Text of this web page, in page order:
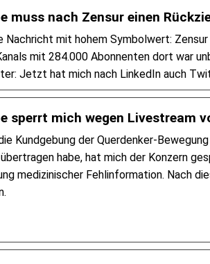
muss nach Zensur einen
Nachricht mit hohem Symbolwert:
mit 284.000 Abonnenten dort war
Jetzt hat mich nach LinkedIn auch
sperrt mich wegen Livestream
Kundgebung der Querdenker-
habe, hat mich der Konzern
medizinischer Fehlinformation. Nach